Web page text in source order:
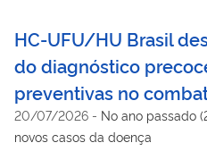
HC-UFU/HU Brasil
do diagnóstico
preventivas no
20/07/2026 - No ano passado
novos casos da doença